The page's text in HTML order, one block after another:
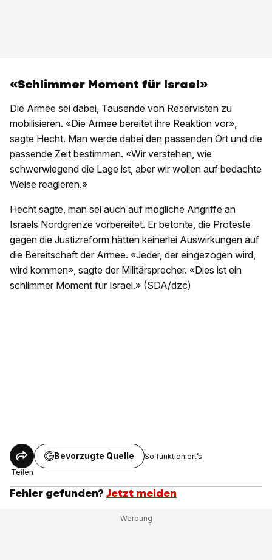
«Schlimmer Moment für Israel»
Die Armee sei dabei, Tausende von Reservisten zu
mobilisieren. «Die Armee bereitet ihre Reaktion vor»,
sagte Hecht. Man werde dabei den passenden Ort und die
passende Zeit bestimmen. «Wir verstehen, wie
schwerwiegend die Lage ist, aber wir wollen auf bedachte
Weise reagieren.»
Hecht sagte, man sei auch auf mögliche Angriffe an
Israels Nordgrenze vorbereitet. Er betonte, die Proteste
gegen die Justizreform hätten keinerlei Auswirkungen auf
die Bereitschaft der Armee. «Jeder, der eingezogen wird,
wird kommen», sagte der Militärsprecher. «Dies ist ein
schlimmer Moment für Israel.» (SDA/dzc)
Teilen
Bevorzugte Quelle So funktioniert’s
Fehler gefunden? Jetzt melden